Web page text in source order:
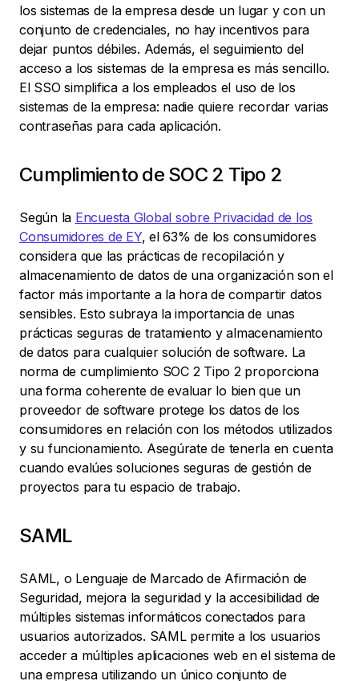
los sistemas de la empresa desde un lugar y con un
conjunto de credenciales, no hay incentivos para
dejar puntos débiles. Además, el seguimiento del
acceso a los sistemas de la empresa es más sencillo.
El SSO simplifica a los empleados el uso de los
sistemas de la empresa: nadie quiere recordar varias
contraseñas para cada aplicación.
Cumplimiento de SOC 2 Tipo 2
Según la Encuesta Global sobre Privacidad de los
Consumidores de EY, el 63% de los consumidores
considera que las prácticas de recopilación y
almacenamiento de datos de una organización son el
factor más importante a la hora de compartir datos
sensibles. Esto subraya la importancia de unas
prácticas seguras de tratamiento y almacenamiento
de datos para cualquier solución de software. La
norma de cumplimiento SOC 2 Tipo 2 proporciona
una forma coherente de evaluar lo bien que un
proveedor de software protege los datos de los
consumidores en relación con los métodos utilizados
y su funcionamiento. Asegúrate de tenerla en cuenta
cuando evalúes soluciones seguras de gestión de
proyectos para tu espacio de trabajo.
SAML
SAML, o Lenguaje de Marcado de Afirmación de
Seguridad, mejora la seguridad y la accesibilidad de
múltiples sistemas informáticos conectados para
usuarios autorizados. SAML permite a los usuarios
acceder a múltiples aplicaciones web en el sistema de
una empresa utilizando un único conjunto de